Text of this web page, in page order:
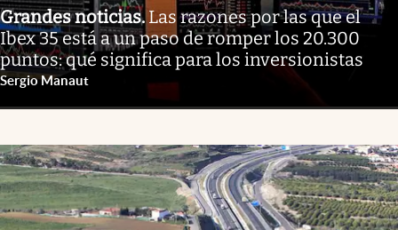
Grandes noticias.Las razones por las que el
Ibex 35 está a un paso de romper los 20.300
puntos: qué significa para los inversionistas
Sergio Manaut